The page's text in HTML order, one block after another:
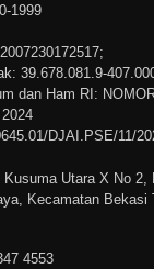
1999
39.678.081.9-
dan Ham RI:
DJAI.PSE/11/
Utara X No 2,
Kecamatan Bekasi
4553